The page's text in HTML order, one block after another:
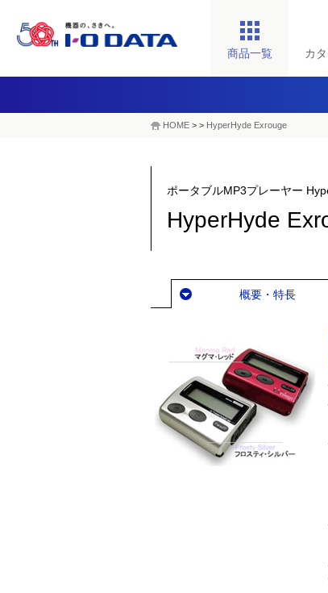
商品一覧 カ
HOME > > HyperHyde Exrouge
ポータブルMP3プレーヤー
HyperHyde
概要・特長